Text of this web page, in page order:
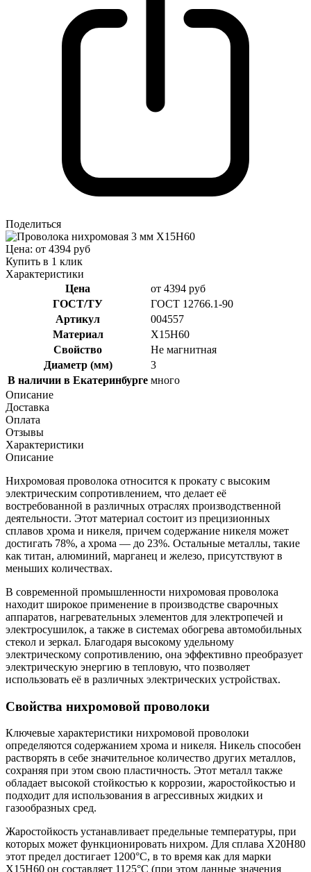
Поделиться
Цена: от 4394 руб
Купить в 1 клик
Характеристики
Цена
от 4394 руб
ГОСТ/ТУ
ГОСТ 12766.1-90
Артикул
004557
Материал
Х15Н60
Свойство
Не магнитная
Диаметр (мм)
3
В наличии в Екатеринбурге много
Описание
Доставка
Оплата
Отзывы
Характеристики
Описание
Нихромовая проволока относится к прокату с высоким
электрическим сопротивлением, что делает её
востребованной в различных отраслях производственной
деятельности. Этот материал состоит из прецизионных
сплавов хрома и никеля, причем содержание никеля может
достигать 78%, а хрома — до 23%. Остальные металлы, такие
как титан, алюминий, марганец и железо, присутствуют в
меньших количествах.
В современной промышленности нихромовая проволока
находит широкое применение в производстве сварочных
аппаратов, нагревательных элементов для электропечей и
электросушилок, а также в системах обогрева автомобильных
стекол и зеркал. Благодаря высокому удельному
электрическому сопротивлению, она эффективно преобразует
электрическую энергию в тепловую, что позволяет
использовать её в различных электрических устройствах.
Свойства нихромовой проволоки
Ключевые характеристики нихромовой проволоки
определяются содержанием хрома и никеля. Никель способен
растворять в себе значительное количество других металлов,
сохраняя при этом свою пластичность. Этот металл также
обладает высокой стойкостью к коррозии, жаростойкостью и
подходит для использования в агрессивных жидких и
газообразных сред.
Жаростойкость устанавливает предельные температуры, при
которых может функционировать нихром. Для сплава Х20Н80
этот предел достигает 1200°С, в то время как для марки
Х15Н60 он составляет 1125°С (при этом данные значения